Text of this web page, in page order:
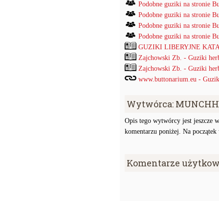
Podobne guziki na stronie
Podobne guziki na stronie
Podobne guziki na stronie
Podobne guziki na stronie
GUZIKI LIBERYJNE
Zajchowski Zb. - Guziki
Zajchowski Zb. - Guziki
www.buttonarium.eu -
Wytwórca:
Opis tego wytwórcy jest jeszcze
komentarzu poniżej. Na
Komentarze